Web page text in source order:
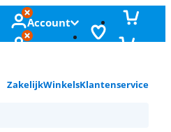
Account
ZakelijkWinkelsKlantenservice